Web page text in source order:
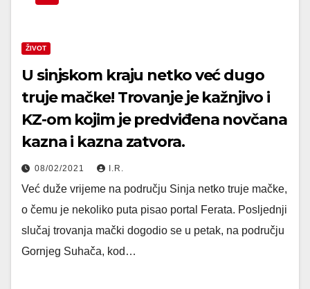
ŽIVOT
U sinjskom kraju netko već dugo
truje mačke! Trovanje je kažnjivo i
KZ-om kojim je predviđena novčana
kazna i kazna zatvora.
08/02/2021 I.R.
Već duže vrijeme na području Sinja netko truje mačke,
o čemu je nekoliko puta pisao portal Ferata. Posljednji
slučaj trovanja mački dogodio se u petak, na području
Gornjeg Suhača, kod…